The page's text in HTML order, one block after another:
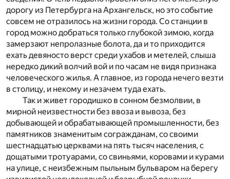
дорогу из Петербурга на Архангельск, но это событие
совсем не отразилось на жизни города. Со станции в
город можно добраться только глубокой зимою, когда
замерзают непролазные болота, да и то приходится
ехать девяносто верст среди ухабов и метелей, слыша
нередко дикий волчий вой и по часам не видя признака
человеческого жилья. А главное, из города нечего везти
в столицу, и некому и незачем туда ехать.
Так и живет городишко в сонном безмолвии, в
мирной неизвестности без ввоза и вывоза, без
добывающей и обрабатывающей промышленности, без
памятников знаменитым согражданам, со своими
шестнадцатью церквами на пять тысяч населения, с
дощатыми тротуарами, со свиньями, коровами и курами
на улице, с неизбежным пыльным бульваром на берегу